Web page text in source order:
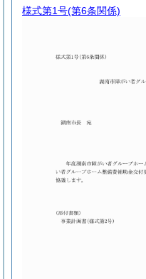
様式第1号(第6条関係)